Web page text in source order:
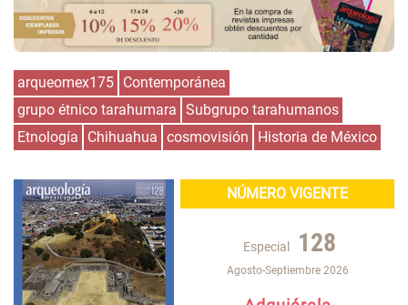
arqueomex175 Contemporánea
grupo étnico tarahumara Subgrupo tarahumanos
Etnología
Chihuahua cosmovisión Historia de México
NÚMERO VIGENTE
Especial 128
Agosto-Septiembre 2026